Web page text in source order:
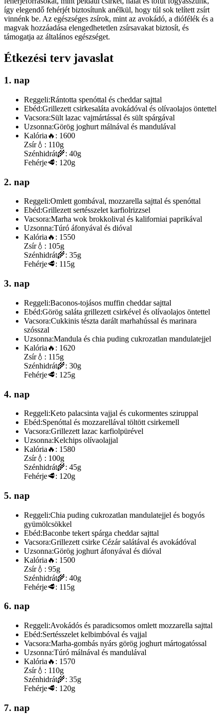
így elegendő fehérjét biztosítunk anélkül, hogy túl sok telített zsírt
vinnénk be. Az egészséges zsírok, mint az avokádó, a diófélék és a
magvak hozzáadása elengedhetetlen zsírsavakat biztosít, és
támogatja az általános egészséget.
Étkezési terv javaslat
1. nap
Reggeli:Rántotta spenóttal és cheddar sajttal
Ebéd:Grillezett csirkesaláta avokádóval és olívaolajos öntettel
Vacsora:Sült lazac vajmártással és sült spárgával
Uzsonna:Görög joghurt málnával és mandulával
Kalória 🔥: 1600
Zsír💧: 110g
Szénhidrát🌾: 40g
Fehérje🥩: 120g
2. nap
Reggeli:Omlett gombával, mozzarella sajttal és spenóttal
Ebéd:Grillezett sertésszelet karfiolrizzsel
Vacsora:Marha wok brokkolival és kaliforniai paprikával
Uzsonna:Túró áfonyával és dióval
Kalória 🔥: 1550
Zsír💧: 105g
Szénhidrát🌾: 35g
Fehérje🥩: 115g
3. nap
Reggeli:Baconos-tojásos muffin cheddar sajttal
Ebéd:Görög saláta grillezett csirkével és olívaolajos öntettel
Vacsora:Cukkinis tészta darált marhahússal és marinara
szósszal
Uzsonna:Mandula és chia puding cukrozatlan mandulatejjel
Kalória 🔥: 1620
Zsír💧: 115g
Szénhidrát🌾: 30g
Fehérje🥩: 125g
4. nap
Reggeli:Keto palacsinta vajjal és cukormentes sziruppal
Ebéd:Spenóttal és mozzarellával töltött csirkemell
Vacsora:Grillezett lazac karfiolpürével
Uzsonna:Kelchips olívaolajjal
Kalória 🔥: 1580
Zsír💧: 100g
Szénhidrát🌾: 45g
Fehérje🥩: 120g
5. nap
Reggeli:Chia puding cukrozatlan mandulatejjel és bogyós
gyümölcsökkel
Ebéd:Baconbe tekert spárga cheddar sajttal
Vacsora:Grillezett csirke Cézár salátával és avokádóval
Uzsonna:Görög joghurt áfonyával és dióval
Kalória 🔥: 1500
Zsír💧: 95g
Szénhidrát🌾: 40g
Fehérje🥩: 115g
6. nap
Reggeli:Avokádós és paradicsomos omlett mozzarella sajttal
Ebéd:Sertésszelet kelbimbóval és vajjal
Vacsora:Marha-gombás nyárs görög joghurt mártogatóssal
Uzsonna:Túró málnával és mandulával
Kalória 🔥: 1570
Zsír💧: 110g
Szénhidrát🌾: 35g
Fehérje🥩: 120g
7. nap